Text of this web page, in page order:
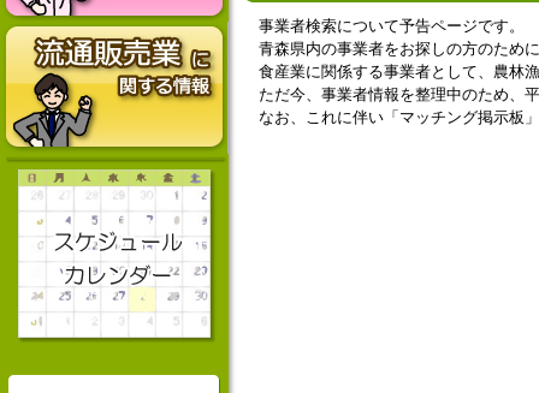
事業者検索について予告ページです。
青森県内の事業者をお探しの方のため
食産業に関係する事業者として、農林
ただ今、事業者情報を整理中のため、
なお、これに伴い「マッチング掲示板